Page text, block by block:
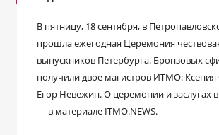
В пятницу, 18 сентября, в
прошла ежегодная Церемония
выпускников Петербурга. Бронзовых
получили двое магистров ИТМО:
Егор Невежин. О церемонии и заслугах
— в материале ITMO.NEWS.